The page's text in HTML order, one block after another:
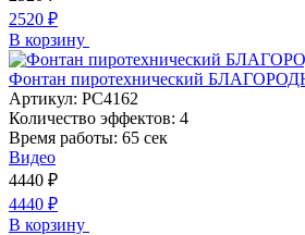
2520 ₽
В корзину
Фонтан пиротехнический
Артикул: РС4162
Количество эффектов: 4
Время работы: 65 сек
Видео
4440 ₽
4440 ₽
В корзину